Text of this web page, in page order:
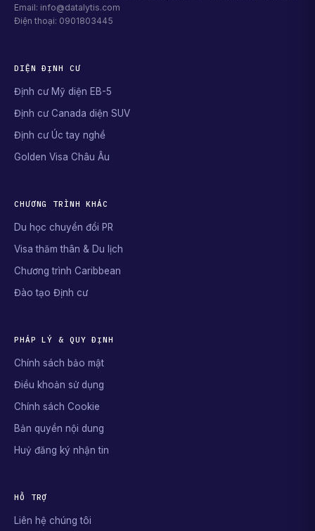
Email: info@datalytis.com
Điện thoại: 0901803445
DIỆN ĐỊNH CƯ
Định cư Mỹ diện EB-5
Định cư Canada diện SUV
Định cư Úc tay nghề
Golden Visa Châu Âu
CHƯƠNG TRÌNH KHÁC
Du học chuyển đổi PR
Visa thăm thân & Du lịch
Chương trình Caribbean
Đào tạo Định cư
PHÁP LÝ & QUY ĐỊNH
Chính sách bảo mật
Điều khoản sử dụng
Chính sách Cookie
Bản quyền nội dung
Huỷ đăng ký nhận tin
HỖ TRỢ
Liên hệ chúng tôi